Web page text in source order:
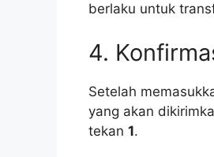
berlaku untuk
4.
Setelah
yang akan
tekan 1.